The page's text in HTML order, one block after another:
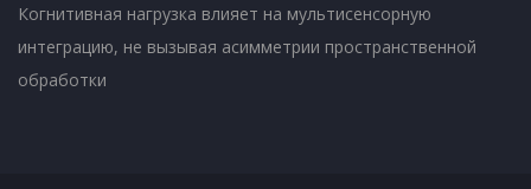
Когнитивная нагрузка влияет на мультисенсорную
интеграцию, не вызывая асимметрии пространственной
обработки